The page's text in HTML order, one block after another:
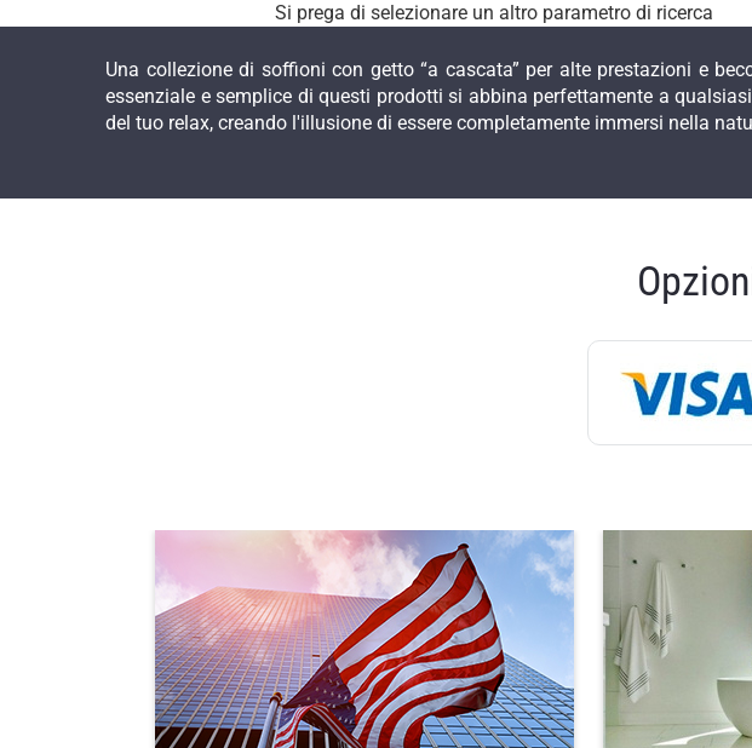
Si prega di selezionare un altro parametro di ricerca
Una collezione di soffioni con getto “a cascata” per alte prestazioni e
essenziale e semplice di questi prodotti si abbina perfettamente a
del tuo relax, creando l'illusione di essere completamente immersi nella